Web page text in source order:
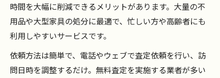
時間を大幅に削減できるメリットがあります。大量の不
用品や大型家具の処分に最適で、忙しい方や高齢者にも
利用しやすいサービスです。
依頼方法は簡単で、電話やウェブで査定依頼を行い、訪
問日時を調整するだけ。無料査定を実施する業者が多い